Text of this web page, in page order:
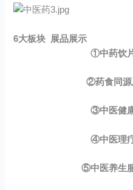
6大板块 展品展示
①中药饮
②药食同源
③中医健
④中医理
⑤中医养生